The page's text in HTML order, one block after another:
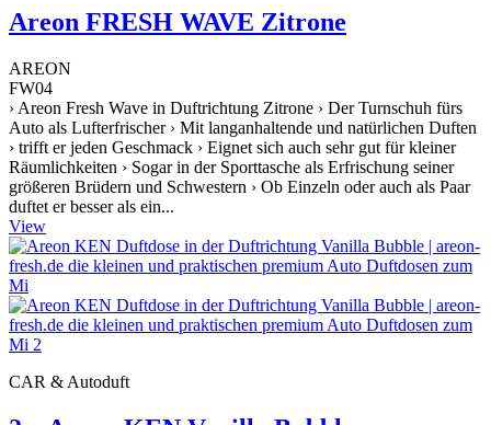
Areon FRESH WAVE Zitrone
AREON
FW04
› Areon Fresh Wave in Duftrichtung Zitrone › Der Turnschuh fürs
Auto als Lufterfrischer › Mit langanhaltende und natürlichen Duften
› trifft er jeden Geschmack › Eignet sich auch sehr gut für kleiner
Räumlichkeiten › Sogar in der Sporttasche als Erfrischung seiner
größeren Brüdern und Schwestern › Ob Einzeln oder auch als Paar
duftet er besser als ein...
View
CAR & Autoduft